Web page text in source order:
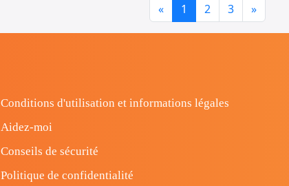
«Previous
1 2 3 »Next
Conditions d'utilisation et informations légales
Aidez-moi
Conseils de sécurité
Politique de confidentialité